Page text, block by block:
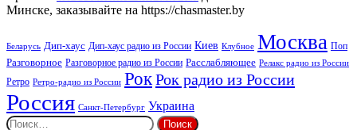
Минске, заказывайте на https://chasmaster.by
Беларусь Дип-хаус Дип-хаус радио из России Киев Клубное Москва Поп
Разговорное Разговорное радио из России Расслабляющее Релакс радио из России
Ретро Ретро-радио из России РокРок радио из России
Россия Санкт-Петербург Украина
Найти: